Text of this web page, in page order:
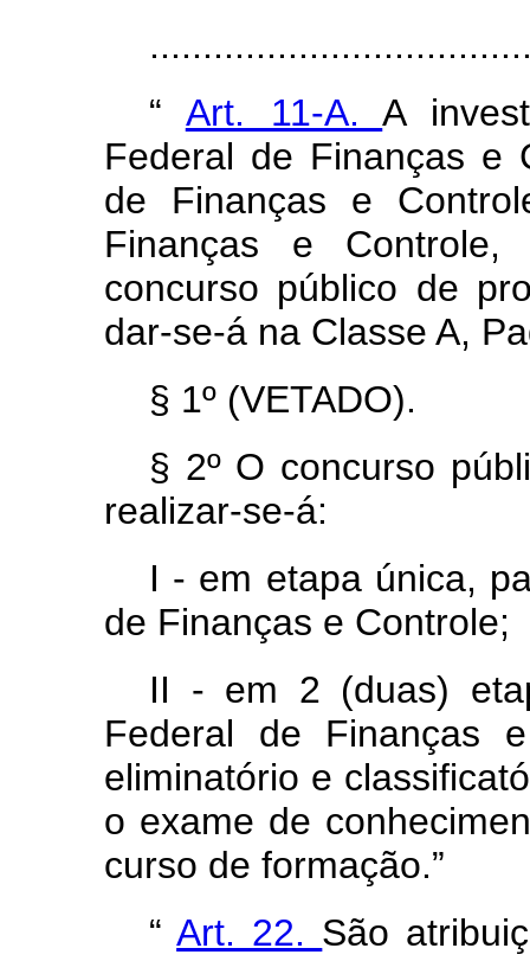
“ Art. 11-A.A
Federal de Finanças e
de Finanças e
Finanças e
concurso público de
dar-se-á na Classe A,
§ 1º (VETADO).
§ 2º O concurso
realizar-se-á:
I - em etapa única,
de Finanças e Controle;
II - em 2 (duas)
Federal de Finanças
eliminatório e
o exame de
curso de formação.”
“Art. 22. São